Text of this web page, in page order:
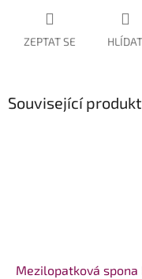
ZEPTAT SE HLÍDAT
Související
Mezilopatková spona